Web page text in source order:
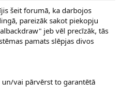
šeit forumā, ka darbojos
pareizāk sakot piekopju
jeb vēl precīzāk, tās
pamats slēpjas divos
vai pārvērst to garantētā